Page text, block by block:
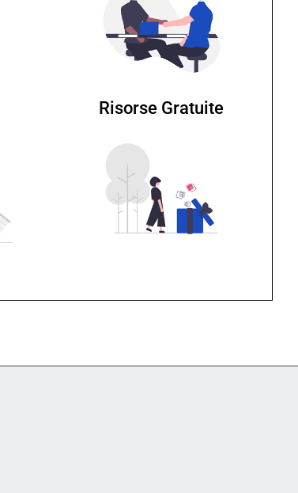
Risorse Gratuite